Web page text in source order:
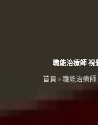
職能治療師 視
首頁 » 職能治療師